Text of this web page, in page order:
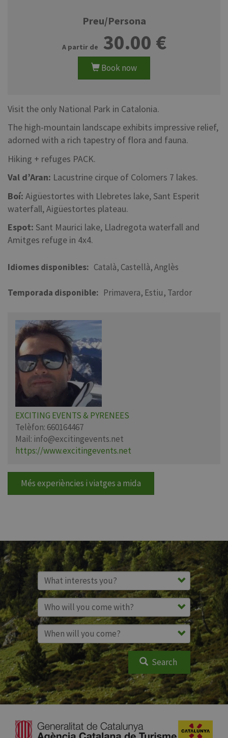
Preu/Persona
30.00
Book now
Visit the only National Park in Catalonia.
The high-mountain landscape exhibits impressive relief,
adorned with a rich tapestry of flora and fauna.
Hiking + refuges PACK.
Val d’Aran: Lacustrine cirque of Colomers 7 lakes.
Boí: Aigüestortes with Llebretes lake, Sant Esperit
waterfall, Aigüestortes plateau.
Espot: Sant Maurici lake, Lladregota waterfall and
Amitges refuge in 4x4.
Idiomes disponibles Català Castellà Anglès
Temporada disponible Primavera Estiu Tardor
EXCITING EVENTS & PYRENEES
Telèfon: 660164467
Mail: info@excitingevents.net
https://www.excitingevents.net
Més experiències i viatges a mida
Search